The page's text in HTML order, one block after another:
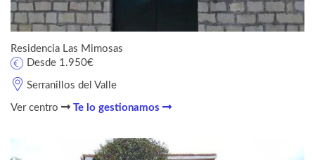
Residencia Las Mimosas
Serranillos del Valle
Desde 1.950€
Ver centro Te lo gestionamos